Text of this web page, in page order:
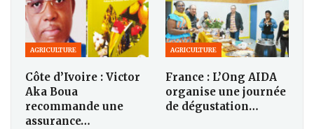
AGRICULTURE
Côte d’Ivoire : Victor
Aka Boua
recommande une
assurance…
AGRICULTURE
France : L’Ong AIDA
organise une journée
de dégustation…